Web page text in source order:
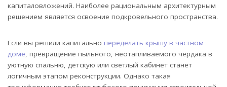
капиталовложений. Наиболее рациональным архитектурным
решением является освоение подкровельного пространства.
Если вы решили капитально переделать крышу в частном
доме, превращение пыльного, неотапливаемого чердака в
уютную спальню, детскую или светлый кабинет станет
логичным этапом реконструкции. Однако такая